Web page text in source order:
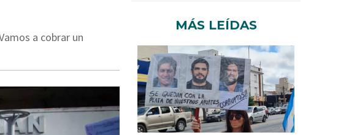
a cobrar un
MÁS LEÍDAS